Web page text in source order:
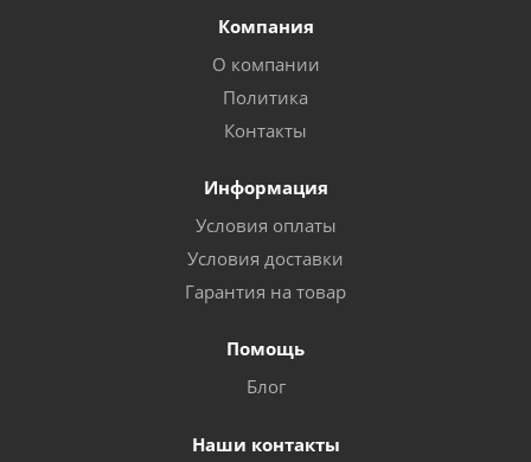
Компания
О компании
Политика
Контакты
Информация
Условия оплаты
Условия доставки
Гарантия на товар
Помощь
Блог
Наши контакты